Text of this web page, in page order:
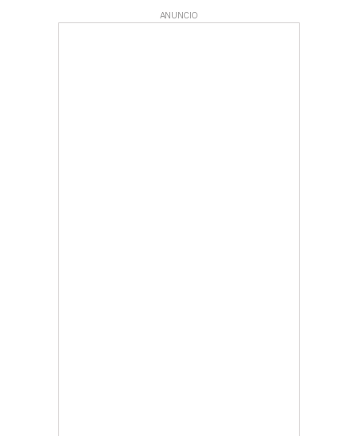
ANUNCIO